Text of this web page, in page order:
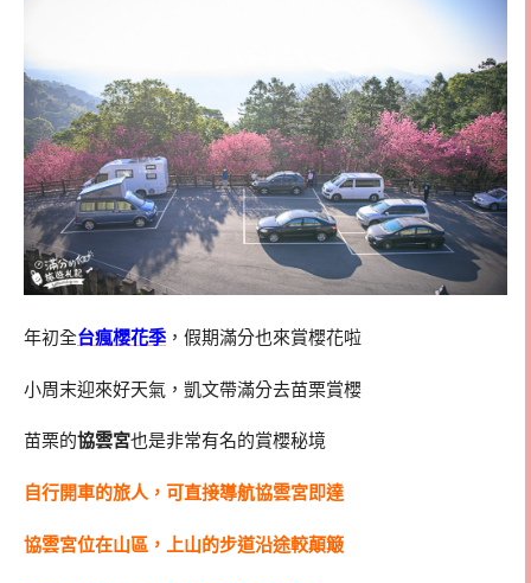
年初全台瘋櫻花季 ，假期滿分也來賞櫻花啦
小周末迎來好天氣，凱文帶滿分去苗栗賞櫻
苗栗的協雲宮也是非常有名的賞櫻秘境
自行開車的旅人，可直接導航協雲宮即達
協雲宮位在山區，上山的步道沿途較顛簸